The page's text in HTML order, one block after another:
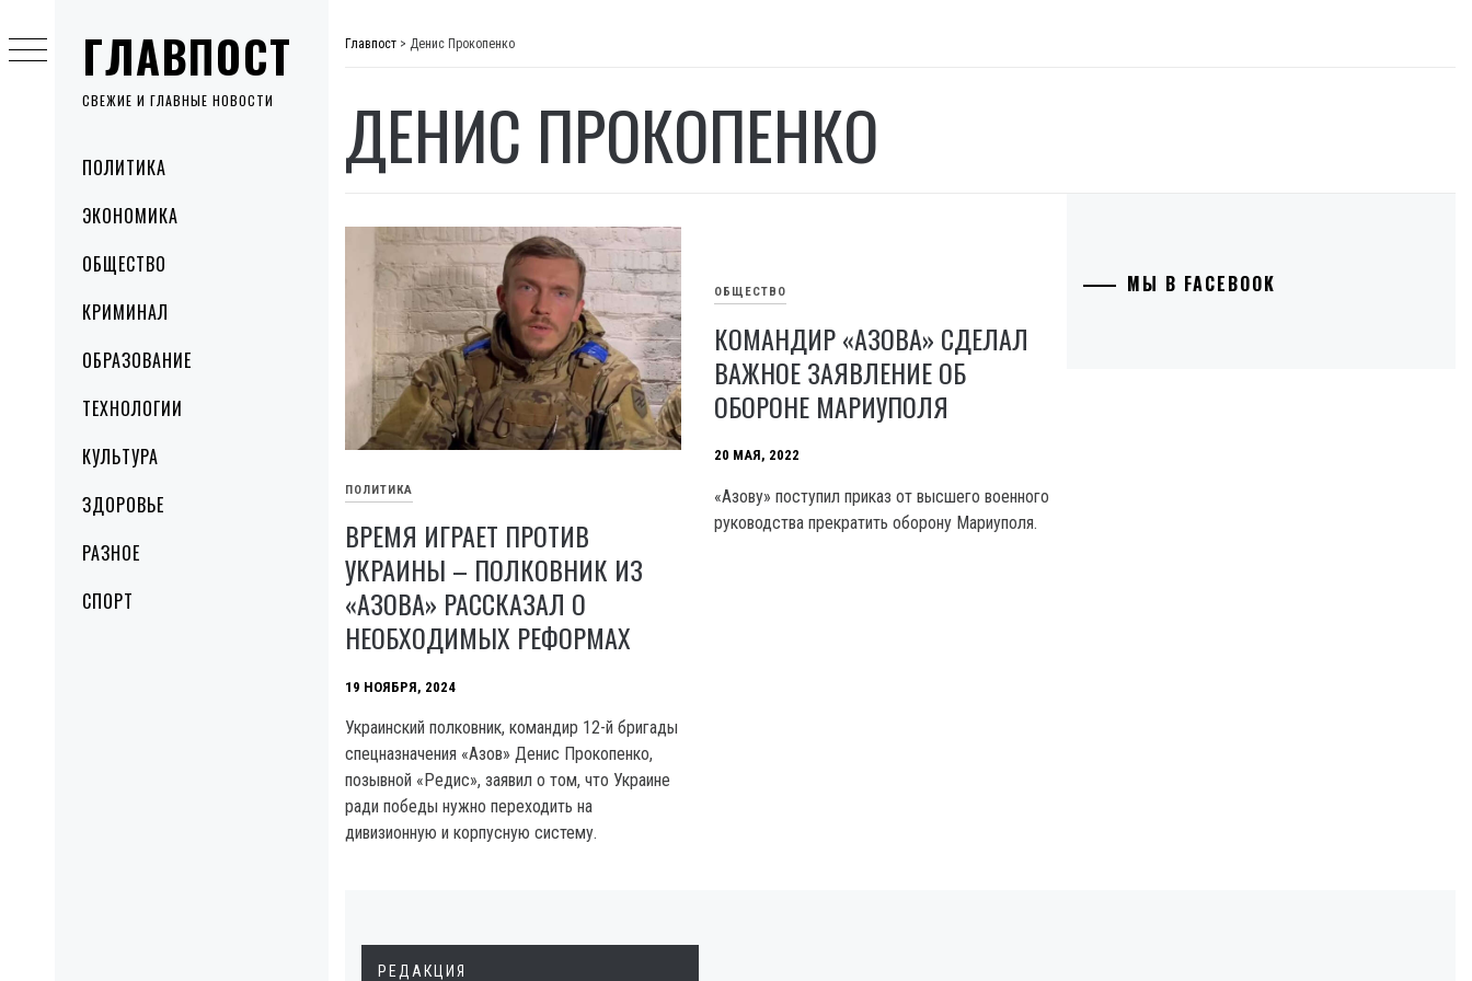
ГЛАВПОСТ
СВЕЖИЕ И ГЛАВНЫЕ НОВОСТИ
MenuПОЛИТИКА
ЭКОНОМИКА
ОБЩЕСТВО
КРИМИНАЛ
ОБРАЗОВАНИЕ
ТЕХНОЛОГИИ
КУЛЬТУРА
ЗДОРОВЬЕ
РАЗНОЕ
СПОРТ
to
content
Главпост > Денис Прокопенко
ДЕНИС ПРОКОПЕНКО
ПОЛИТИКА
ВРЕМЯ ИГРАЕТ ПРОТИВ
УКРАИНЫ – ПОЛКОВНИК ИЗ
«АЗОВА» РАССКАЗАЛ О
НЕОБХОДИМЫХ РЕФОРМАХ
19 НОЯБРЯ, 2024
Украинский полковник, командир 12-й бригады
спецназначения «Азов» Денис Прокопенко,
позывной «Редис», заявил о том, что Украине
ради победы нужно переходить на
дивизионную и корпусную систему.
ОБЩЕСТВО
КОМАНДИР «АЗОВА» СДЕЛАЛ
ВАЖНОЕ ЗАЯВЛЕНИЕ ОБ
ОБОРОНЕ МАРИУПОЛЯ
20 МАЯ, 2022
«Азову» поступил приказ от высшего военного
руководства прекратить оборону Мариуполя.
МЫ В FACEBOOK
РЕДАКЦИЯ